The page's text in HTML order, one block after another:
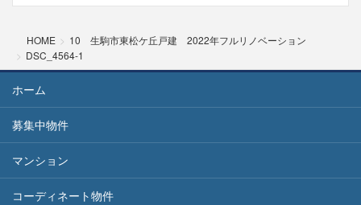
HOME
10 生駒市東松ケ丘戸建 2022年フルリノベーション
DSC_4564-1
ホーム
募集中物件
マンション
コーディネート物件